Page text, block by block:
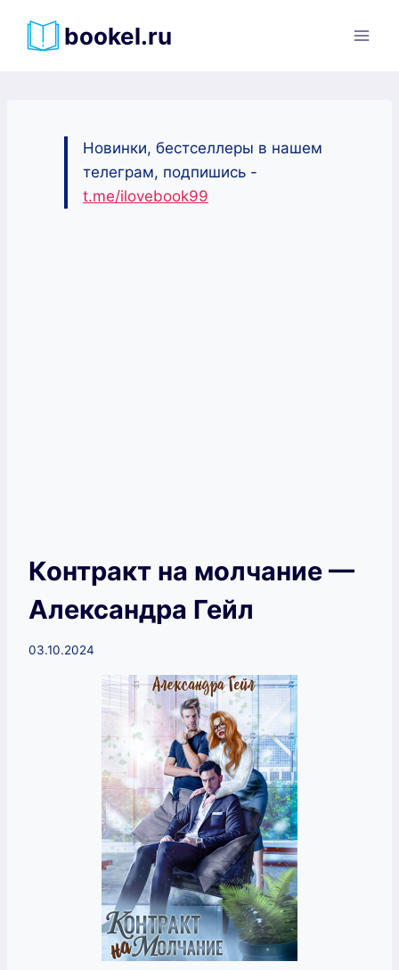
bookel.ru
Новинки, бестселлеры в нашем
телеграм, подпишись -
t.me/ilovebook99
Контракт на молчание —
Александра Гейл
03.10.2024